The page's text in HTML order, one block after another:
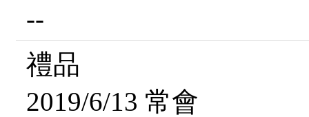
--
禮品
2019/6/13 常會